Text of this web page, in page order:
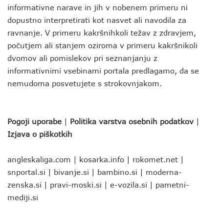
informativne narave in jih v nobenem primeru ni
dopustno interpretirati kot nasvet ali navodila za
ravnanje. V primeru kakršnihkoli težav z zdravjem,
počutjem ali stanjem oziroma v primeru kakršnikoli
dvomov ali pomislekov pri seznanjanju z
informativnimi vsebinami portala predlagamo, da se
nemudoma posvetujete s strokovnjakom.
Pogoji uporabe | Politika varstva osebnih podatkov |
Izjava o piškotkih
angleskaliga.com | kosarka.info | rokomet.net |
snportal.si | bivanje.si | bambino.si | moderna-
zenska.si | pravi-moski.si | e-vozila.si | pametni-
mediji.si